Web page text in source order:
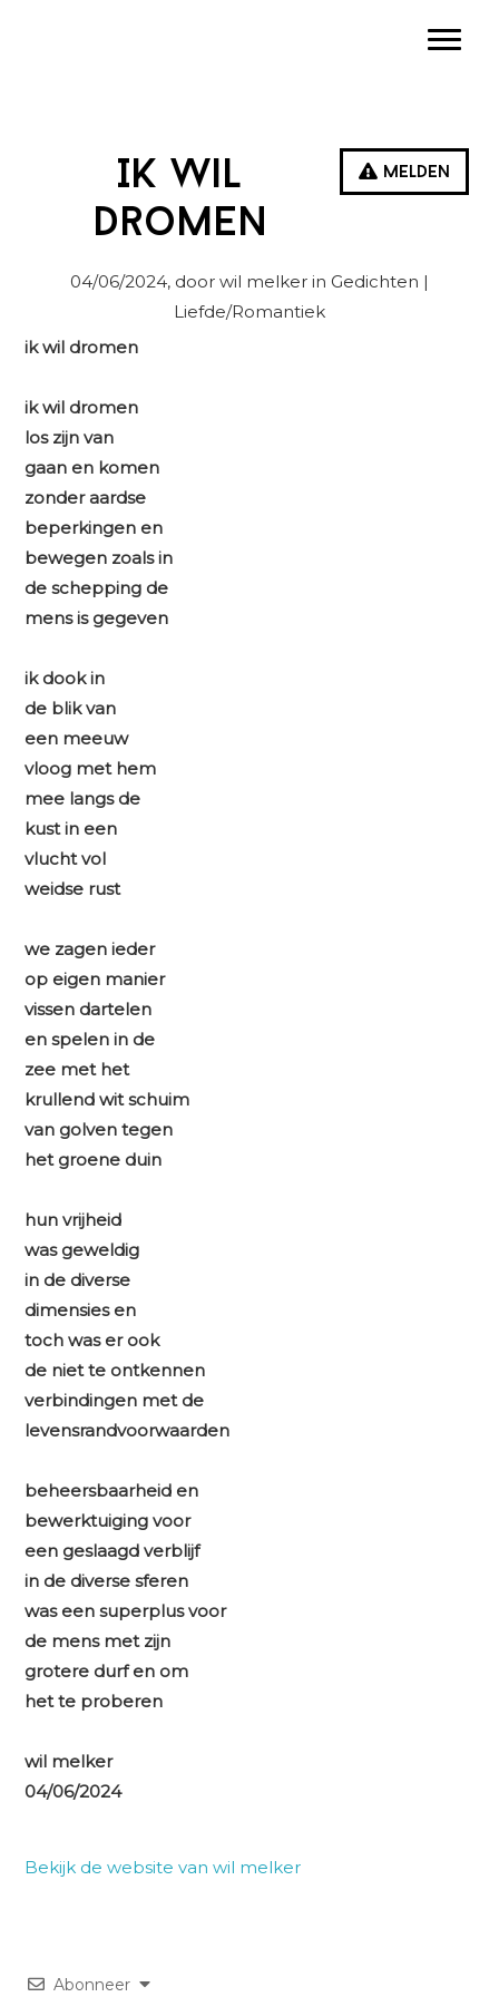
Melden
Ik wil
dromen
04/06/2024, door wil melker in Gedichten |
Liefde/Romantiek
ik wil dromen
ik wil dromen
los zijn van
gaan en komen
zonder aardse
beperkingen en
bewegen zoals in
de schepping de
mens is gegeven
ik dook in
de blik van
een meeuw
vloog met hem
mee langs de
kust in een
vlucht vol
weidse rust
we zagen ieder
op eigen manier
vissen dartelen
en spelen in de
zee met het
krullend wit schuim
van golven tegen
het groene duin
hun vrijheid
was geweldig
in de diverse
dimensies en
toch was er ook
de niet te ontkennen
verbindingen met de
levensrandvoorwaarden
beheersbaarheid en
bewerktuiging voor
een geslaagd verblijf
in de diverse sferen
was een superplus voor
de mens met zijn
grotere durf en om
het te proberen
wil melker
04/06/2024
Bekijk de website van wil melker
Abonneer